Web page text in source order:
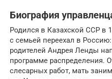
Биография
Родился в Казахской ССР в
с семьей переехал в
родителей Андрея Ленды
программе распределения.
слесарных работ, мать